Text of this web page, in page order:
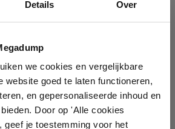
Details Over
we cookies en vergelijkbare
website goed te laten functioneren,
en gepersonaliseerde inhoud en
Door op 'Alle cookies
geef je toestemming voor het
in onze 1000 m²
showroom
door 21 volledig ingerichte
– van compact tot luxe. Onze
helpen je persoonlijk, en je vindt
direct uit voorraad. Gratis parkeren